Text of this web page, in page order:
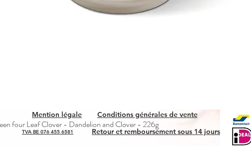
Quick View
four Leaf Clover - Dandelion and Clover - 226g
Mention légale
Conditions générales de vente
Retour et remboursement sous 14 jours
TVA BE 076 455 6581